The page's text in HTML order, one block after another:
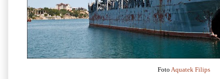
Foto Aquatek Filips